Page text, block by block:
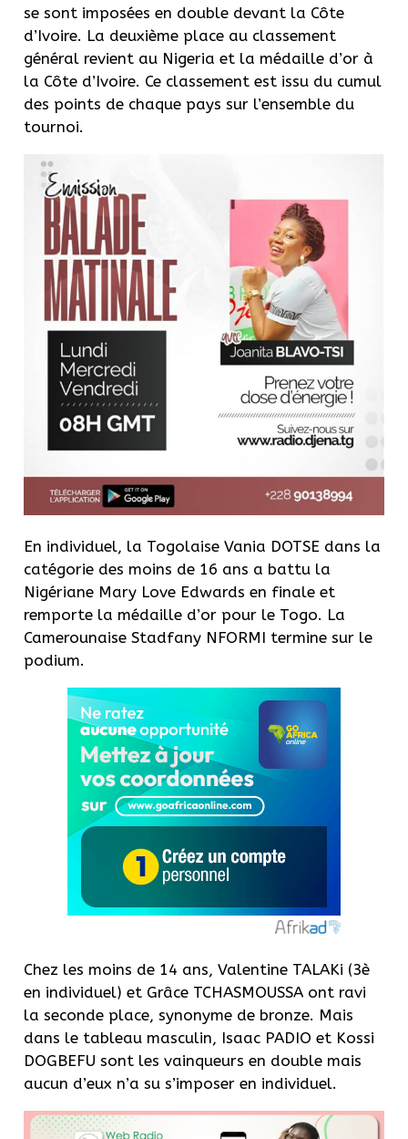
se sont imposées en double devant la Côte
d’Ivoire. La deuxième place au classement
général revient au Nigeria et la médaille d’or à
la Côte d’Ivoire. Ce classement est issu du cumul
des points de chaque pays sur l’ensemble du
tournoi.
En individuel, la Togolaise Vania DOTSE dans la
catégorie des moins de 16 ans a battu la
Nigériane Mary Love Edwards en finale et
remporte la médaille d’or pour le Togo. La
Camerounaise Stadfany NFORMI termine sur le
podium.
Chez les moins de 14 ans, Valentine TALAKi (3è
en individuel) et Grâce TCHASMOUSSA ont ravi
la seconde place, synonyme de bronze. Mais
dans le tableau masculin, Isaac PADIO et Kossi
DOGBEFU sont les vainqueurs en double mais
aucun d’eux n’a su s’imposer en individuel.